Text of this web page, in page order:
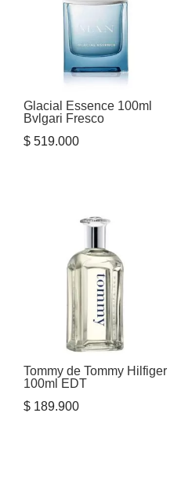
Glacial Essence 100ml
Bvlgari Fresco
$ 519.000
Tommy de Tommy Hilfiger
100ml EDT
$ 189.900